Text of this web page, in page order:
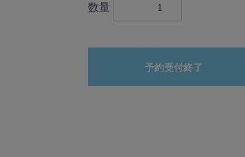
数量
予約受付終了